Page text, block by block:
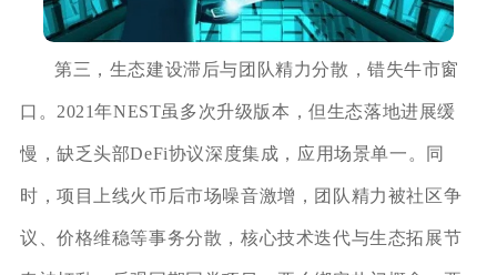
第三，生态建设滞后与团队精力分散，错失牛市窗
口。2021年NEST虽多次升级版本，但生态落地进展缓
慢，缺乏头部DeFi协议深度集成，应用场景单一。同
时，项目上线火币后市场噪音激增，团队精力被社区争
议、价格维稳等事务分散，核心技术迭代与生态拓展节